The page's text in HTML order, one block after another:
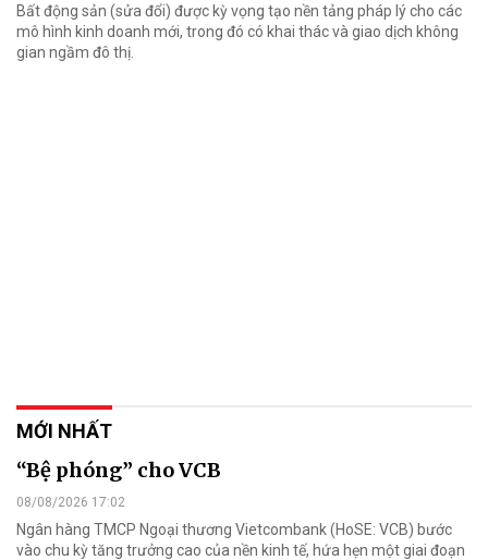
Bất động sản (sửa đổi) được kỳ vọng tạo nền tảng pháp lý cho các
mô hình kinh doanh mới, trong đó có khai thác và giao dịch không
gian ngầm đô thị.
MỚI NHẤT
“Bệ phóng” cho VCB
08/08/2026 17:02
Ngân hàng TMCP Ngoại thương Vietcombank (HoSE: VCB) bước
vào chu kỳ tăng trưởng cao của nền kinh tế, hứa hẹn một giai đoạn